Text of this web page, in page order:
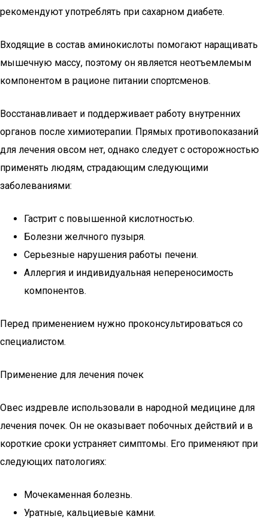
рекомендуют употреблять при сахарном диабете.
Входящие в состав аминокислоты помогают наращивать
мышечную массу, поэтому он является неотъемлемым
компонентом в рационе питании спортсменов.
Восстанавливает и поддерживает работу внутренних
органов после химиотерапии. Прямых противопоказаний
для лечения овсом нет, однако следует с осторожностью
применять людям, страдающим следующими
заболеваниями:
Гастрит с повышенной кислотностью.
Болезни желчного пузыря.
Серьезные нарушения работы печени.
Аллергия и индивидуальная непереносимость
компонентов.
Перед применением нужно проконсультироваться со
специалистом.
Применение для лечения почек
Овес издревле использовали в народной медицине для
лечения почек. Он не оказывает побочных действий и в
короткие сроки устраняет симптомы. Его применяют при
следующих патологиях:
Мочекаменная болезнь.
Уратные, кальциевые камни.